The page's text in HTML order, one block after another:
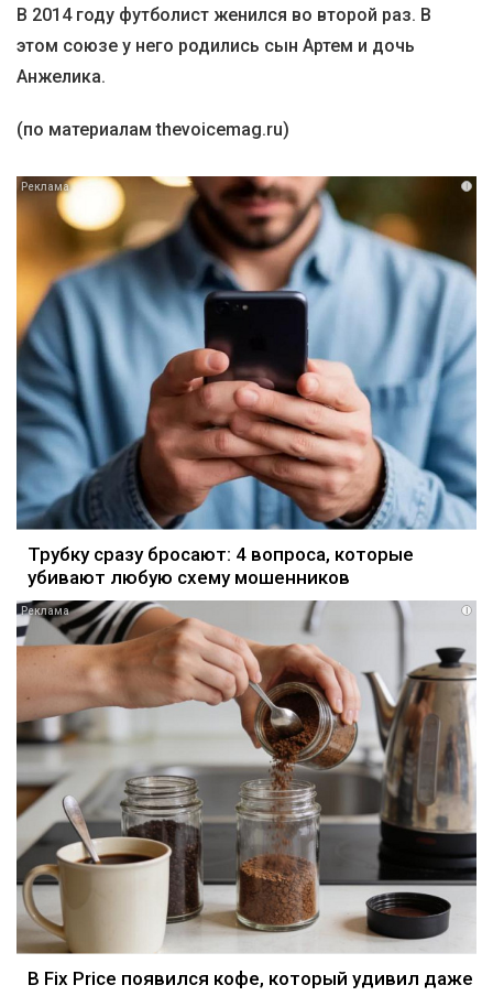
В 2014 году футболист женился во второй раз. В
этом союзе у него родились сын Артем и дочь
Анжелика.
(по материалам thevoicemag.ru)
i
Трубку сразу бросают: 4 вопроса, которые
убивают любую схему мошенников
i
В Fix Price появился кофе, который удивил даже